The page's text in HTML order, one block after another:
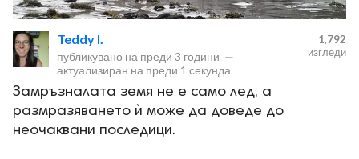
Teddy I.
публикувано на преди 3 години —
актуализиран на преди 1 секунда
1,792
изгледи
Замръзналата земя не е само лед, а
размразяването ѝ може да доведе до
неочаквани последици.